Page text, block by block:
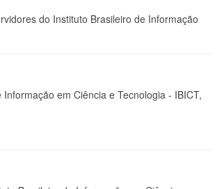
do Instituto Brasileiro de Informação
em Ciência e Tecnologia - IBICT,